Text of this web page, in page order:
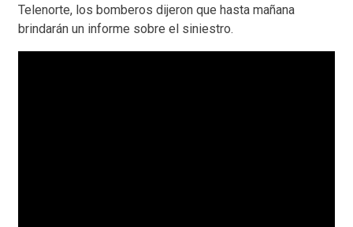
Telenorte, los bomberos dijeron que hasta mañana
brindarán un informe sobre el siniestro.